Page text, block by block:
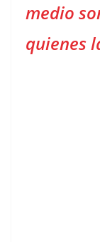
medio
quienes